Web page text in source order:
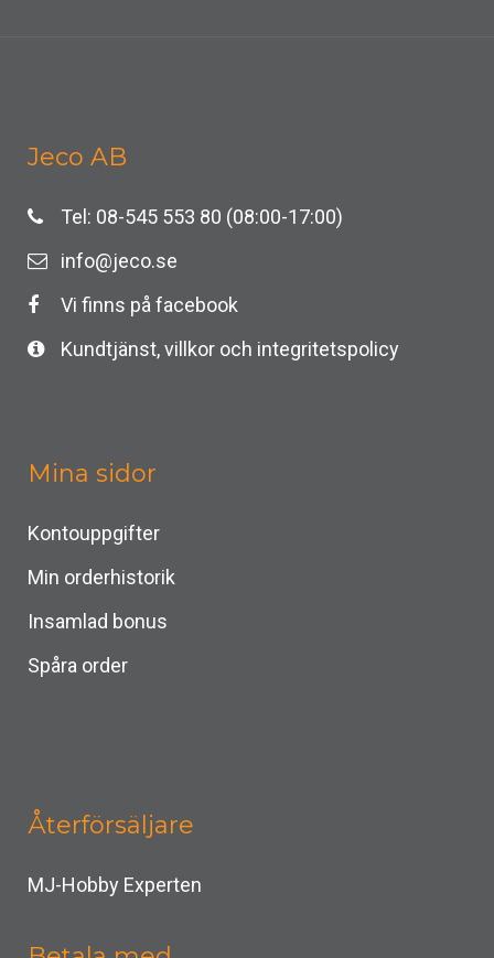
Jeco AB
Tel: 08-545 553 80 (08:00-17:00)
info@jeco.se
Vi finns på facebook
Kundtjänst, villkor och integritetspolicy
Mina sidor
Kontouppgifter
Min orderhistorik
Insamlad bonus
Spåra order
Återförsäljare
MJ-Hobby Experten